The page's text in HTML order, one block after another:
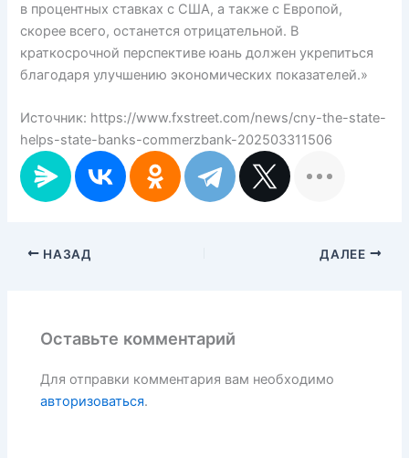
в процентных ставках с США, а также с Европой,
скорее всего, останется отрицательной. В
краткосрочной перспективе юань должен укрепиться
благодаря улучшению экономических показателей.»
Источник: https://www.fxstreet.com/news/cny-the-state-
helps-state-banks-commerzbank-202503311506
НАЗАД ДАЛЕЕ
Оставьте комментарий
Для отправки комментария вам необходимо
авторизоваться.